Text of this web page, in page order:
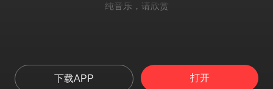
纯音乐，请欣赏
下载APP 打开